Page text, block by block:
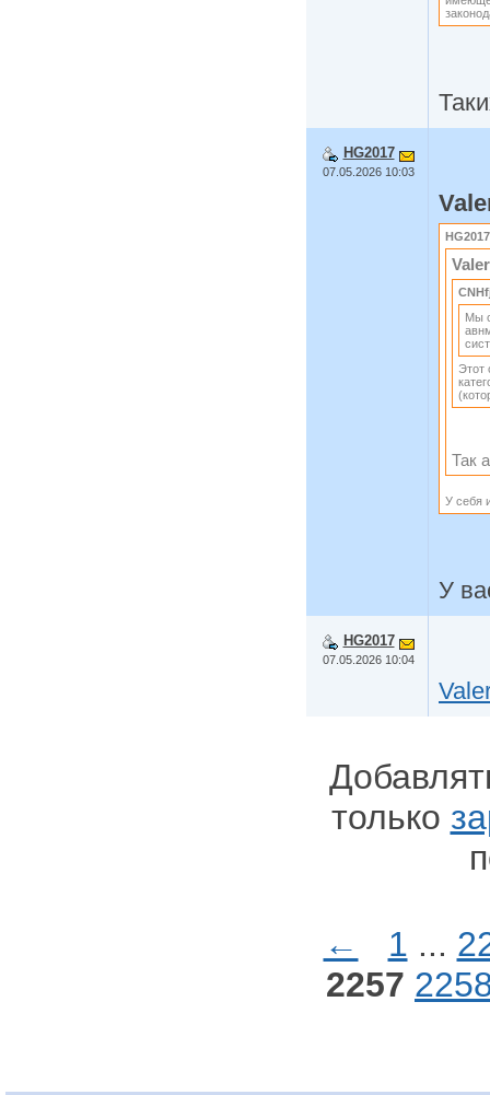
HG2017
07.05.2026 10:03
HG2017
Мы
Этот
Так
У себя
У
HG2017
07.05.2026 10:04
только
← 1 ...
2257